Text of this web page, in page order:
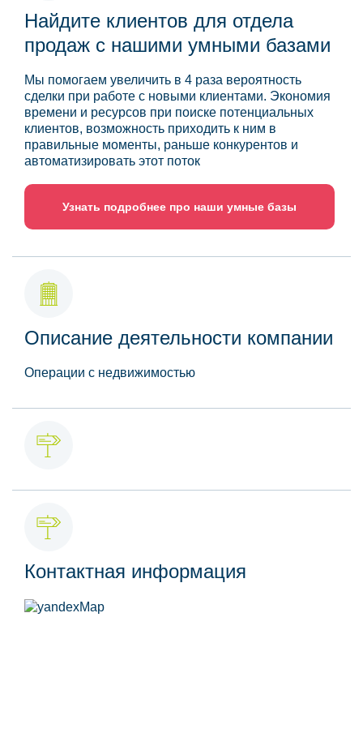
Найдите клиентов для отдела
продаж с нашими умными базами
Мы помогаем увеличить в 4 раза вероятность
сделки при работе с новыми клиентами. Экономия
времени и ресурсов при поиске потенциальных
клиентов, возможность приходить к ним в
правильные моменты, раньше конкурентов и
автоматизировать этот поток
Узнать подробнее про наши умные базы
Описание деятельности компании
Операции с недвижимостью
Контактная информация